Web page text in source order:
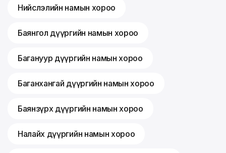
Нийслэлийн намын хороо
Баянгол дүүргийн намын хороо
Багануур дүүргийн намын хороо
Баганхангай дүүргийн намын хороо
Баянзүрх дүүргийн намын хороо
Налайх дүүргийн намын хороо